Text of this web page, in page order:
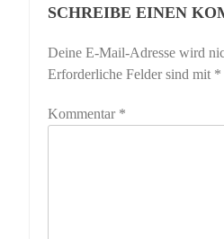
SCHREIBE EINEN
Deine E-Mail-Adresse wird
Erforderliche Felder sind mit *
Kommentar *